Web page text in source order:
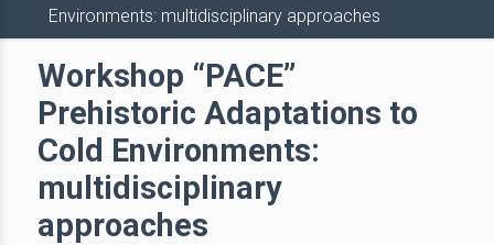
Environments: multidisciplinary approaches
Workshop “PACE”
Prehistoric Adaptations to
Cold Environments:
multidisciplinary
approaches